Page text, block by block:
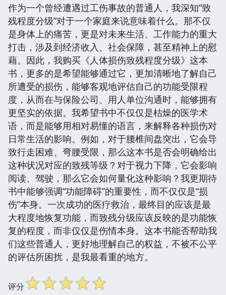
作为一个曾经遭遇过工伤事故的普通人，我深知“致
残程度分级”对于一个家庭来说意味着什么。那不仅
是身体上的痛苦，更是对未来生活、工作能力的重大
打击，涉及到经济收入、社会保障，甚至精神上的慰
藉。因此，我购买《人体损伤致残程度分级》这本
书，更多的是希望能够通过它，更加清晰地了解自己
所遭受的损伤，能够客观地评估自己的功能受限程
度，从而在与保险公司、用人单位沟通时，能够拥有
更坚实的依据。我希望书中不仅仅是枯燥的医学术
语，而是能够用相对易懂的语言，来解释各种损伤对
日常生活的影响。例如，对于腰椎间盘突出，它会导
致行走困难、弯腰受限，那么这本书是否会明确给出
这种状况对应的致残等级？对于视力下降，它会影响
阅读、驾驶，那么它会如何量化这种影响？我更期待
书中能够强调“功能障碍”的重要性，而不仅仅是“损
伤”本身。一次成功的医疗救治，最终目的应该是最
大程度地恢复功能，而致残分级应该反映的是功能恢
复的程度，而非仅仅是伤情本身。这本书能否帮助我
们这些普通人，更好地理解自己的权益，不被不公平
的评估所困扰，是我最看重的地方。
评分☆☆☆☆☆